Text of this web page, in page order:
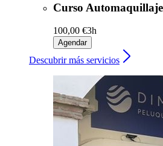
Curso
100,00 €3h
Agendar
Descubrir más servicios